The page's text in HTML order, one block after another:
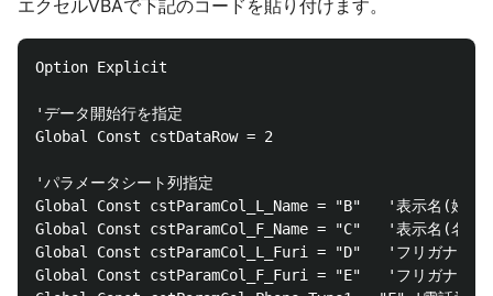
エクセルVBAで下記のコードを貼り付けます。
Option Explicit
'データ開始行を指定
Global Const cstDataRow = 2
'パラメータシート列指定
Global Const cstParamCol_L_Name = "B"   '表示名(姓)
Global Const cstParamCol_F_Name = "C"   '表示名(名)
Global Const cstParamCol_L_Furi = "D"   'フリガナ(姓)
Global Const cstParamCol_F_Furi = "E"   'フリガナ(名)